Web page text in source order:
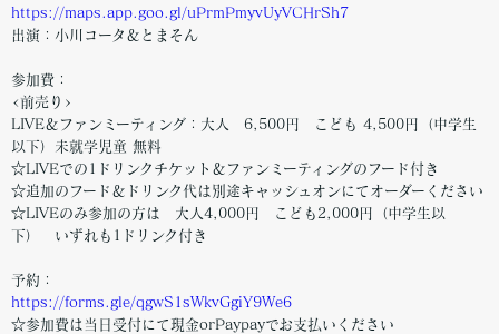
https://maps.app.goo.gl/uPrmPmyvUyVCHrSh7
出演：小川コータ＆とまそん
参加費：
<前売り>
LIVE＆ファンミーティング：大人 6,500円 こども 4,500円（中学生
以下）未就学児童 無料
☆LIVEでの1ドリンクチケット＆ファンミーティングのフード付き
☆追加のフード＆ドリンク代は別途キャッシュオンにてオーダーください
☆LIVEのみ参加の方は 大人4,000円 こども2,000円（中学生以
下） いずれも1ドリンク付き
予約：
https://forms.gle/qgwS1sWkvGgiY9We6
☆参加費は当日受付にて現金orPaypayでお支払いください